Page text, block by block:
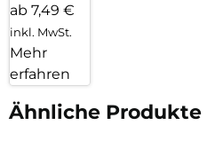
ab 7,49 €
inkl. MwSt.
Mehr
erfahren
Ähnliche Produkte